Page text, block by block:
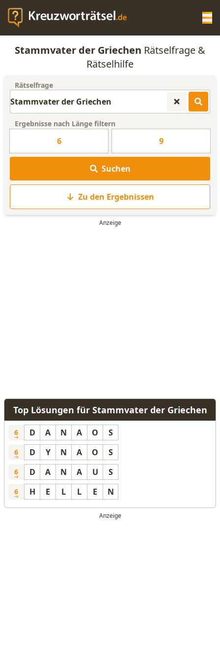
KREUZWORTRÄTSEL-HILFE
ANAGRAMM-GENERATOR
WORTLISTE
Stammvater der Griechen Rätselfrage &
Rätselhilfe
Rätselfrage
Ergebnisse nach Länge filtern
6 9
Suchen
Zu den Ergebnissen
Top Lösungen für Stammvater der Griechen
6 D A N A O S
6 D Y N A O S
6 D A N A U S
6 H E L L E N